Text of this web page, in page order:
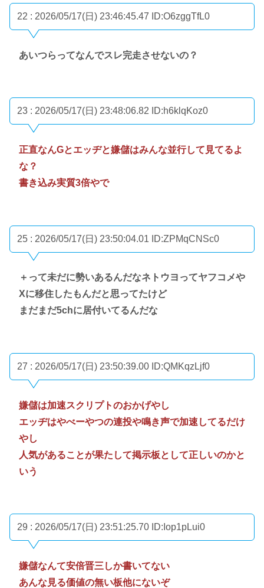
22 : 2026/05/17(日) 23:46:45.47 ID:O6zggTfL0
あいつらってなんでスレ完走させないの？
23 : 2026/05/17(日) 23:48:06.82 ID:h6klqKoz0
正直なんGとエッヂと嫌儲はみんな並行して見てるよ
な？
書き込み実質3倍やで
25 : 2026/05/17(日) 23:50:04.01 ID:ZPMqCNSc0
＋って未だに勢いあるんだなネトウヨってヤフコメや
Xに移住したもんだと思ってたけど
まだまだ5chに居付いてるんだな
27 : 2026/05/17(日) 23:50:39.00 ID:QMKqzLjf0
嫌儲は加速スクリプトのおかげやし
エッヂはやべーやつの連投や鳴き声で加速してるだけ
やし
人気があることが果たして掲示板として正しいのかと
いう
29 : 2026/05/17(日) 23:51:25.70 ID:Iop1pLui0
嫌儲なんて安倍晋三しか書いてない
あんな見る価値の無い板他にないぞ